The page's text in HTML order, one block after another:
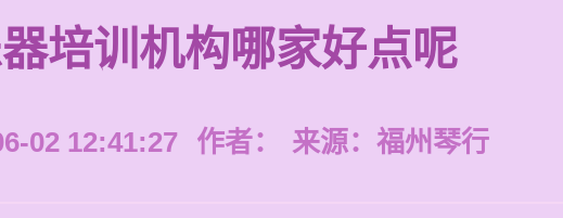
培训机构哪家好点呢
02 12:41:27 作者： 来源： 福州琴行